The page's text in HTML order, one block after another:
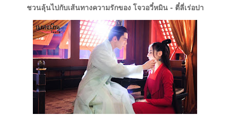
ชวนลุ้นไปกับเส้นทางความรักของ โจวอวี๋หมิน - ตี๋ลี่เร่อปา